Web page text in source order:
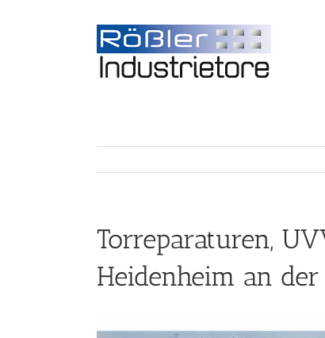
Torreparaturen,
Heidenheim an der